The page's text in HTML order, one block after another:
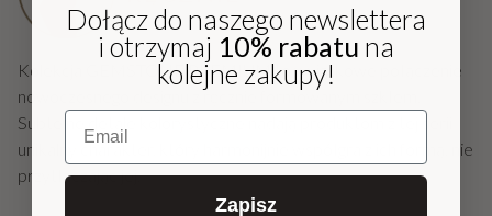
Kolekcja GEMSTONE PREMIUM to wyjątkowe połączenie
nowoczesnego designu z ręcznie formowanym szkłem.
Subtelne detale kolorystyczne nadają produktom z tej serii
unikalny charakter, który harmonijnie współgra z ich formą, nie
przytłaczając jej.
Dołącz do naszego newslettera
i otrzymaj 10% rabatu na
kolejne zakupy!
Email
Zapisz